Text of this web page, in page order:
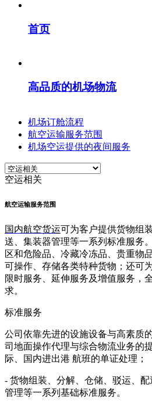
首页
高品质的机场物流
机场订舱流程
航空运输服务范围
机场空运提供的夜间服务
空运相关
航空运输服务范围
国内航空货运可为客户提供货物组
送、集装器管理等一系列标准服务
区和危险品、冷藏冷冻品、贵重物
可操作、存储各类特种货物；还可
限时服务、延伸服务及增值服务，
求。
标准服务
公司依靠先进的设施设备与高素质
司地面操作代理与综合物流业务的
际、国内进出港 航班的单证处理；
- 货物组装、分解、仓储、驳运、
管理等一系列基础标准服务。